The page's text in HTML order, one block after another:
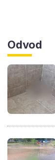
Odvod